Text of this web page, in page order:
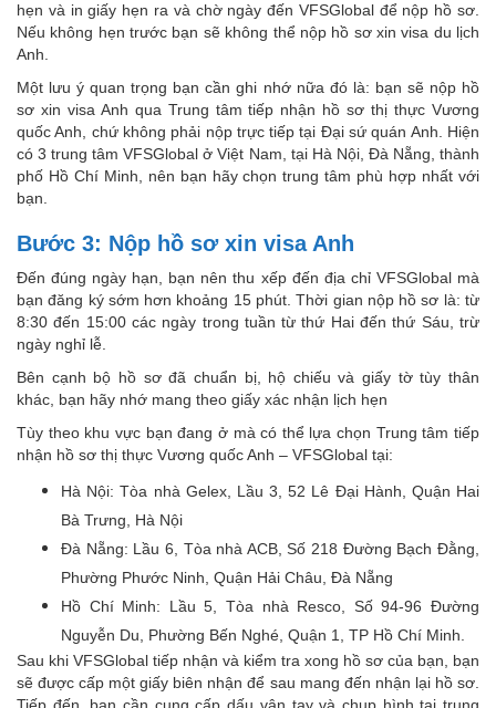
hẹn và in giấy hẹn ra và chờ ngày đến VFSGlobal để nộp hồ sơ.
Nếu không hẹn trước bạn sẽ không thể nộp hồ sơ xin visa du lịch
Anh.
Một lưu ý quan trọng bạn cần ghi nhớ nữa đó là: bạn sẽ nộp hồ
sơ xin visa Anh qua Trung tâm tiếp nhận hồ sơ thị thực Vương
quốc Anh, chứ không phải nộp trực tiếp tại Đại sứ quán Anh. Hiện
có 3 trung tâm VFSGlobal ở Việt Nam, tại Hà Nội, Đà Nẵng, thành
phố Hồ Chí Minh, nên bạn hãy chọn trung tâm phù hợp nhất với
bạn.
Bước 3: Nộp hồ sơ xin visa Anh
Đến đúng ngày hạn, bạn nên thu xếp đến địa chỉ VFSGlobal mà
bạn đăng ký sớm hơn khoảng 15 phút. Thời gian nộp hồ sơ là: từ
8:30 đến 15:00 các ngày trong tuần từ thứ Hai đến thứ Sáu, trừ
ngày nghỉ lễ.
Bên cạnh bộ hồ sơ đã chuẩn bị, hộ chiếu và giấy tờ tùy thân
khác, bạn hãy nhớ mang theo giấy xác nhận lịch hẹn
Tùy theo khu vực bạn đang ở mà có thể lựa chọn Trung tâm tiếp
nhận hồ sơ thị thực Vương quốc Anh – VFSGlobal tại:
Hà Nội: Tòa nhà Gelex, Lầu 3, 52 Lê Đại Hành, Quận Hai
Bà Trưng, Hà Nội
Đà Nẵng: Lầu 6, Tòa nhà ACB, Số 218 Đường Bạch Đằng,
Phường Phước Ninh, Quận Hải Châu, Đà Nẵng
Hồ Chí Minh: Lầu 5, Tòa nhà Resco, Số 94-96 Đường
Nguyễn Du, Phường Bến Nghé, Quận 1, TP Hồ Chí Minh.
Sau khi VFSGlobal tiếp nhận và kiểm tra xong hồ sơ của bạn, bạn
sẽ được cấp một giấy biên nhận để sau mang đến nhận lại hồ sơ.